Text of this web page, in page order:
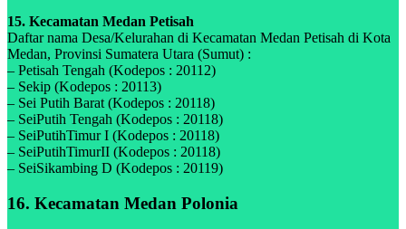
15. Kecamatan Medan Petisah
Daftar nama Desa/Kelurahan di Kecamatan Medan Petisah di Kota
Medan, Provinsi Sumatera Utara (Sumut) :
– Petisah Tengah (Kodepos : 20112)
– Sekip (Kodepos : 20113)
– Sei Putih Barat (Kodepos : 20118)
– SeiPutih Tengah (Kodepos : 20118)
– SeiPutihTimur I (Kodepos : 20118)
– SeiPutihTimurII (Kodepos : 20118)
– SeiSikambing D (Kodepos : 20119)
16. Kecamatan Medan Polonia